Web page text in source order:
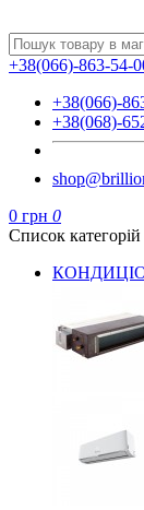
+38(066)-863-54-
+38(066)-
+38(068)-
0 грн 0
Список категорій